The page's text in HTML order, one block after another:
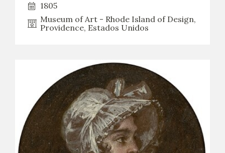
1805
Museum of Art - Rhode Island of Design,
Providence, Estados Unidos